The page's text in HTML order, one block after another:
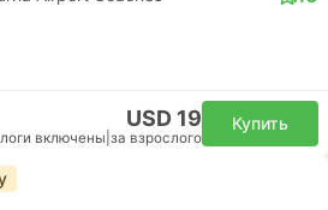
USD 19
включены за взрослого
Купить